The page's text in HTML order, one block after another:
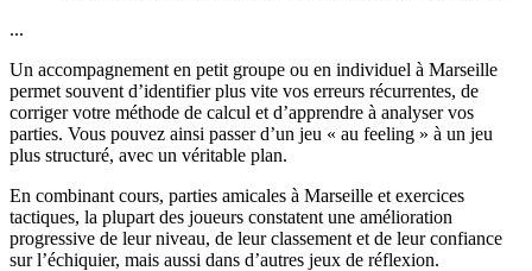
...
Un accompagnement en petit groupe ou en individuel à Marseille
permet souvent d’identifier plus vite vos erreurs récurrentes, de
corriger votre méthode de calcul et d’apprendre à analyser vos
parties. Vous pouvez ainsi passer d’un jeu « au feeling » à un jeu
plus structuré, avec un véritable plan.
En combinant cours, parties amicales à Marseille et exercices
tactiques, la plupart des joueurs constatent une amélioration
progressive de leur niveau, de leur classement et de leur confiance
sur l’échiquier, mais aussi dans d’autres jeux de réflexion.